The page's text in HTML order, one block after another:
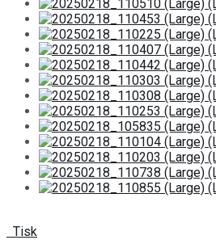
Tisk